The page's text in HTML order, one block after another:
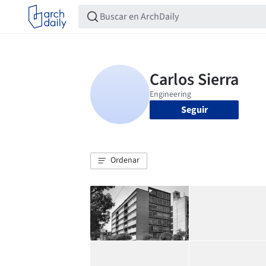
Seguir
Ordenar